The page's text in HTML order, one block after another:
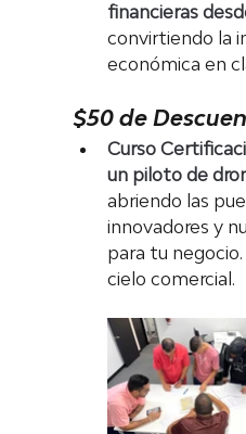
financieras
convirtiendo la
económica en
$50 de
Curso
un piloto de
abriendo las
innovadores y
para tu
cielo comercial.